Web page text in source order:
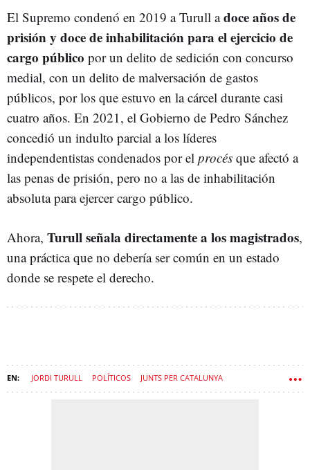
El Supremo condenó en 2019 a Turull adoce años de
prisión y doce de inhabilitación para el ejercicio de
cargo público por un delito de sedición con concurso
medial, con un delito de malversación de gastos
públicos, por los que estuvo en la cárcel durante casi
cuatro años. En 2021, el Gobierno de Pedro Sánchez
concedió un indulto parcial a los líderes
independentistas condenados por el procés que afectó a
las penas de prisión, pero no a las de inhabilitación
absoluta para ejercer cargo público.
Ahora, Turull señala directamente a los magistrados,
una práctica que no debería ser común en un estado
donde se respete el derecho.
JORDI TURULL POLÍTICOS JUNTS PER CATALUNYA